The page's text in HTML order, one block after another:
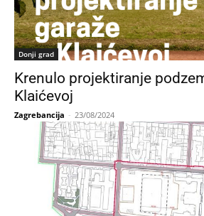
Donji grad
Krenulo projektiranje
Klaićevoj
Zagrebancija - 23/08/2024